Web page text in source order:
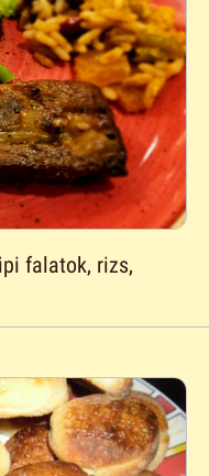
falatok, rizs,